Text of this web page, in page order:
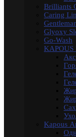
Luxe Care
Magic
Milk Line
Oliva
Profilactic
Smooth
Ylang
Brilliants
Caring
Glyoxy
Go-Wash
KAPOUS
Kapous